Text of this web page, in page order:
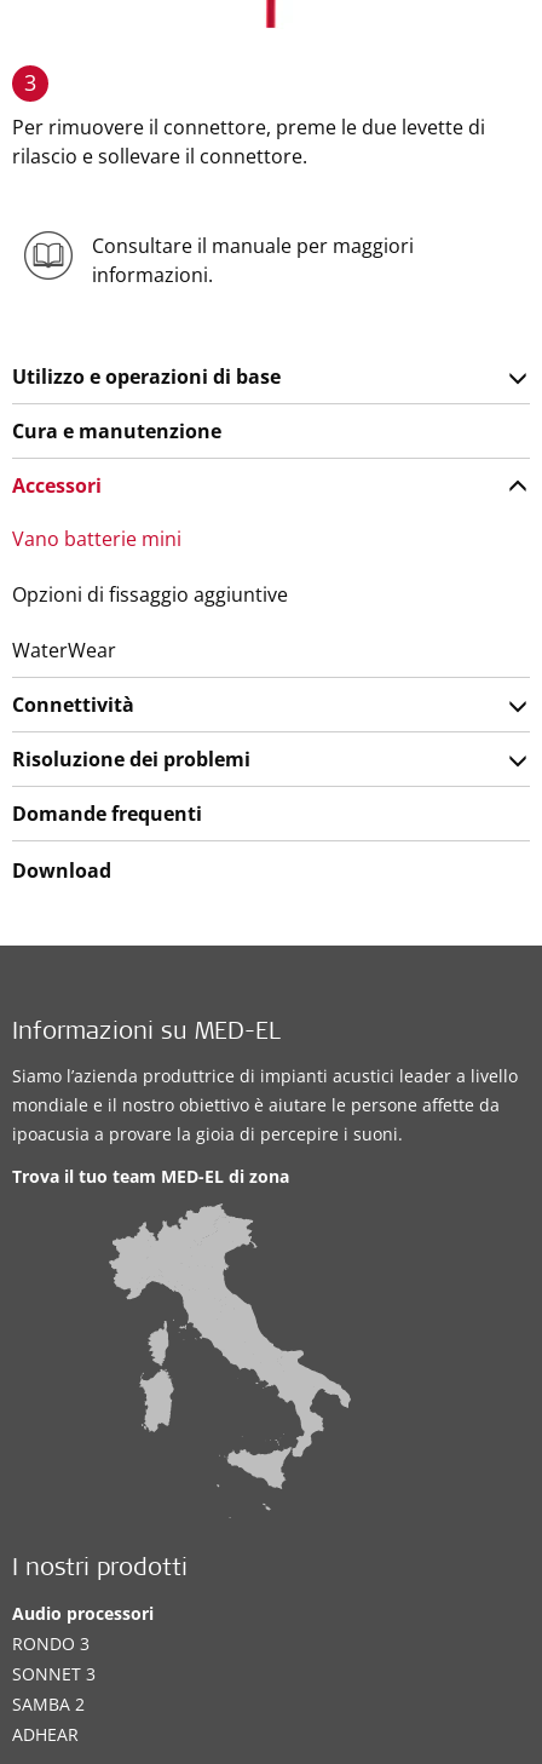
3
Per rimuovere il connettore, preme le due levette di
rilascio e sollevare il connettore.
Consultare il manuale per maggiori
informazioni.
Utilizzo e operazioni di base
Cura e manutenzione
Accessori
Vano batterie mini
Opzioni di fissaggio aggiuntive
WaterWear
Connettività
Risoluzione dei problemi
Domande frequenti
Download
Informazioni su MED-EL
Siamo l’azienda produttrice di impianti acustici leader a livello
mondiale e il nostro obiettivo è aiutare le persone affette da
ipoacusia a provare la gioia di percepire i suoni.
Trova il tuo team MED-EL di zona
I nostri prodotti
Audio processori
RONDO 3
SONNET 3
SAMBA 2
ADHEAR